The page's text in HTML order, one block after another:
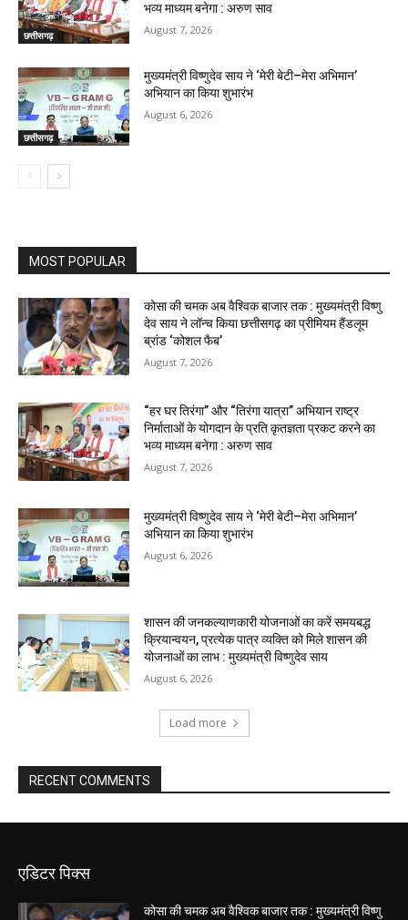
छत्तीसगढ़
भव्य माध्यम बनेगा : अरुण साव
August 7, 2026
छत्तीसगढ़
मुख्यमंत्री विष्णुदेव साय ने ‘मेरी बेटी–मेरा अभिमान’
अभियान का किया शुभारंभ
August 6, 2026
MOST POPULAR
कोसा की चमक अब वैश्विक बाजार तक : मुख्यमंत्री विष्णु
देव साय ने लॉन्च किया छत्तीसगढ़ का प्रीमियम हैंडलूम
ब्रांड ‘कोशल फैब’
August 7, 2026
“हर घर तिरंगा” और “तिरंगा यात्रा” अभियान राष्ट्र
निर्माताओं के योगदान के प्रति कृतज्ञता प्रकट करने का
भव्य माध्यम बनेगा : अरुण साव
August 7, 2026
मुख्यमंत्री विष्णुदेव साय ने ‘मेरी बेटी–मेरा अभिमान’
अभियान का किया शुभारंभ
August 6, 2026
शासन की जनकल्याणकारी योजनाओं का करें समयबद्ध
क्रियान्वयन, प्रत्येक पात्र व्यक्ति को मिले शासन की
योजनाओं का लाभ : मुख्यमंत्री विष्णुदेव साय
August 6, 2026
Load more
RECENT COMMENTS
एडिटर पिक्स
कोसा की चमक अब वैश्विक बाजार तक : मुख्यमंत्री विष्णु